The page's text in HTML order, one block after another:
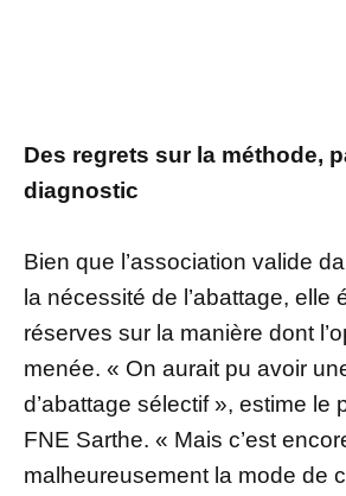
Des regrets sur la méthode,
diagnostic
Bien que l’association valide
la nécessité de l’abattage, elle
réserves sur la manière dont
menée. « On aurait pu avoir
d’abattage sélectif », estime le
FNE Sarthe. « Mais c’est
malheureusement la mode de